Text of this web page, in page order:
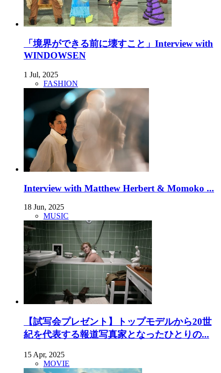
「境界ができる前に壊すこと」Interview with
WINDOWSEN
1 Jul, 2025
FASHION
Interview with Matthew Herbert & Momoko ...
18 Jun, 2025
MUSIC
【試写会プレゼント】トップモデルから20世
紀を代表する報道写真家となったひとりの...
15 Apr, 2025
MOVIE